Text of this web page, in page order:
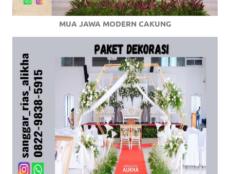
MUA JAWA MODERN CAKUNG